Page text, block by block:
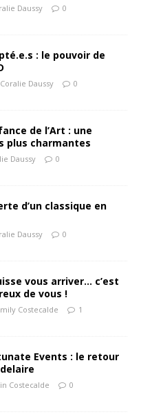
Daussy 0
: le pouvoir de
Coralie Daussy 0
de l’Art : une
plus charmantes
Daussy 0
d’un classique en
Daussy 0
vous arriver… c’est
de vous !
Costecalde 1
Events : le retour
Costecalde 0